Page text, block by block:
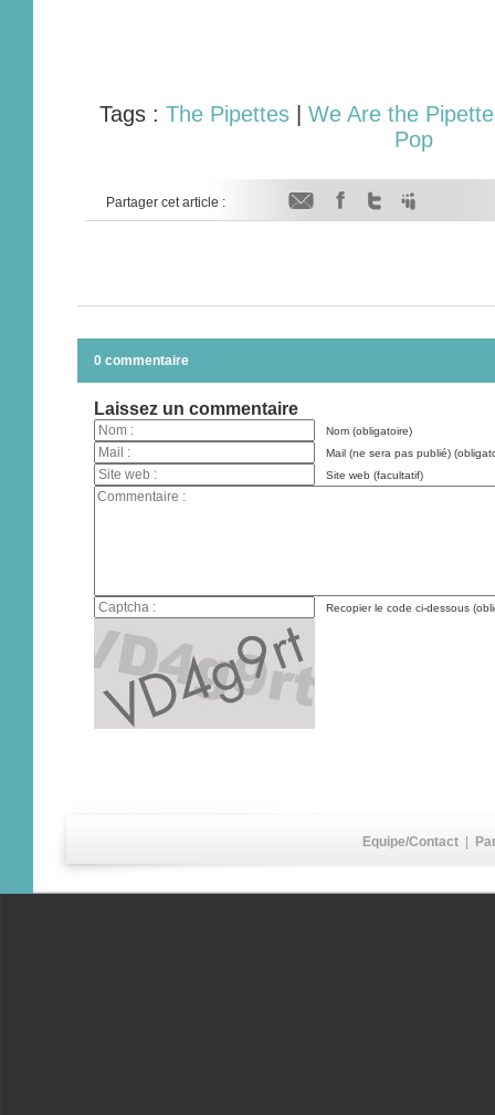
Tags : The Pipettes| We Are the
Pop
Partager cet article :
0 commentaire
Laissez un commentaire
Nom (obligatoire)
Mail (ne sera pas publié)
Site web (facultatif)
Recopier le code ci-dessous
Equipe/Contact